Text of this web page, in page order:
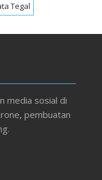
Tegal
media sosial di
pembuatan